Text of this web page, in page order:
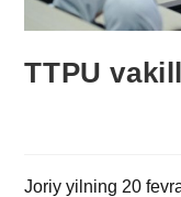
TTPU
Joriy yilning 20